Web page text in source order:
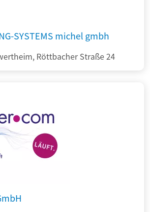
SYSTEMS michel gmbh
Röttbacher Straße 24